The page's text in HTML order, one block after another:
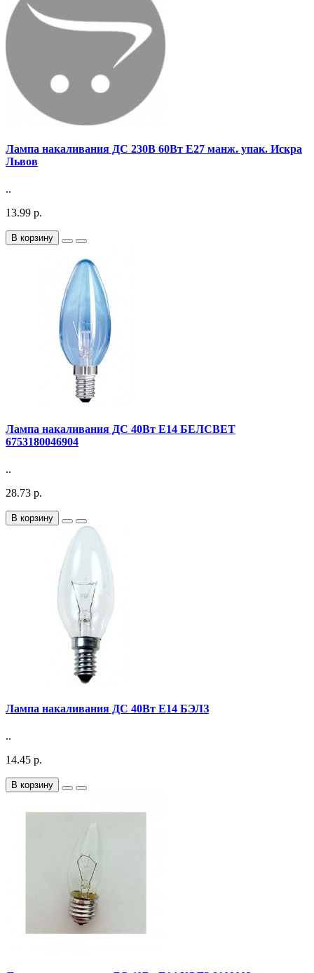
Лампа накаливания ДС 230В 60Вт E27 манж. упак. Искра
Львов
..
13.99 р.
В корзину
Лампа накаливания ДС 40Вт E14 БЕЛСВЕТ
6753180046904
..
28.73 р.
В корзину
Лампа накаливания ДС 40Вт E14 БЭЛЗ
..
14.45 р.
В корзину